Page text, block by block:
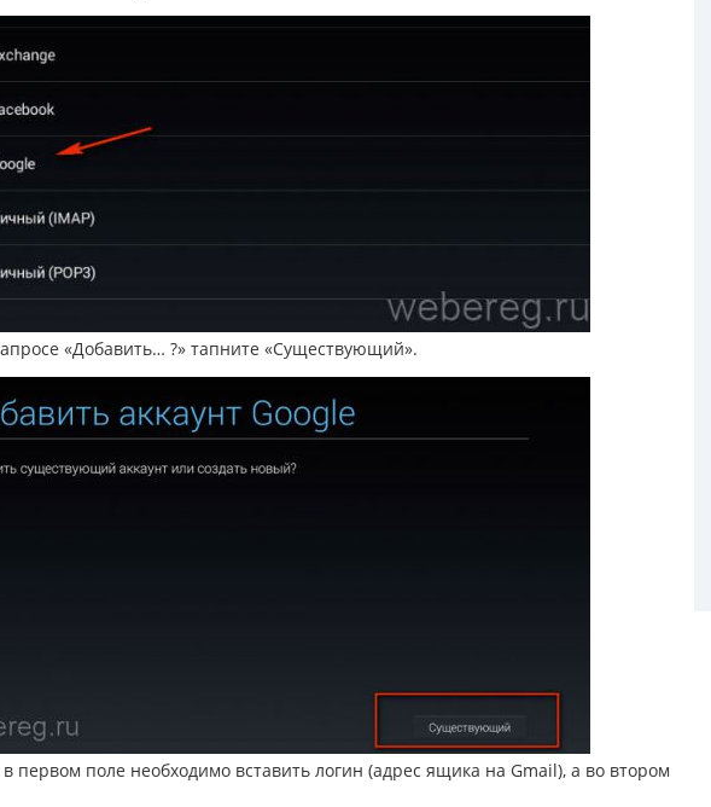
«Добавить… ?» тапните «Существующий».
первом поле необходимо вставить логин (адрес ящика на Gmail), а во втором